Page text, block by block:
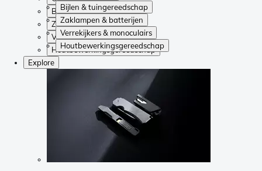
Bijlen & tuingereedschap
Zaklampen & batterijen
Verrekijkers & monoculairs
Houtbewerkingsgereedschap
Bijlen & tuingereedschap
Zaklampen & batterijen
Verrekijkers & monoculairs
Houtbewerkingsgereedschap
Explore